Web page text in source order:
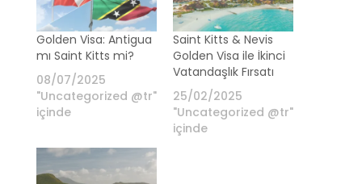
Golden Visa: Antigua
mı Saint Kitts mi?
08/07/2025
"Uncategorized @tr"
içinde
Saint Kitts & Nevis
Golden Visa ile İkinci
Vatandaşlık Fırsatı
25/02/2025
"Uncategorized @tr"
içinde